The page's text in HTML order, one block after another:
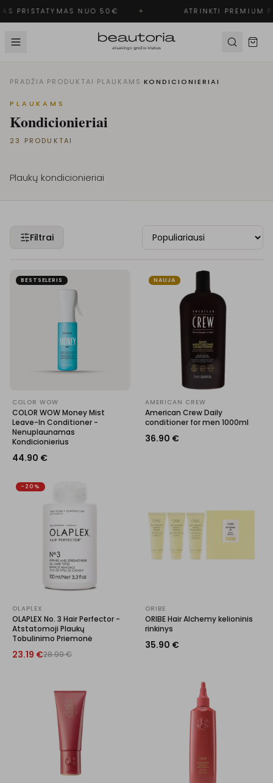
PRISTATYMAS NUO 50€ ✦ ATRINKTI PREMIUM
PRADŽIA·PRODUKTAI ·PLAUKAMS ·KONDICIONIERIAI
PLAUKAMS
Kondicionieriai
23 PRODUKTAI
Plaukų kondicionieriai
Filtrai
BESTSELERIS
COLOR WOW
COLOR WOW Money Mist
Leave-In Conditioner -
Nenuplaunamas
Kondicionierius
44.90 €
NAUJA
AMERICAN CREW
American Crew Daily
conditioner for men 1000ml
36.90 €
-20%
OLAPLEX
OLAPLEX No. 3 Hair Perfector -
Atstatomoji Plaukų
Tobulinimo Priemonė
23.19 €28.99€
ORIBE
ORIBE Hair Alchemy kelioninis
rinkinys
35.90 €